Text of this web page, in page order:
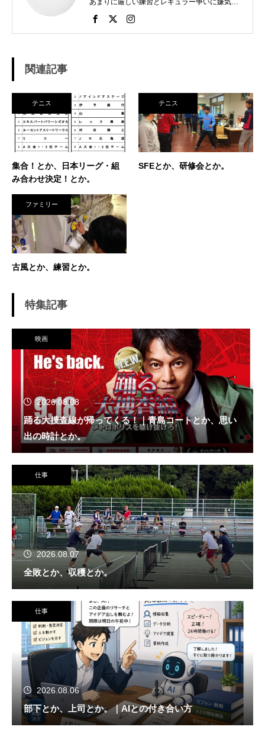
あまりに厳しい練習とレギュラー争いに嫌気が
さし、個人スポーツをやることに。 高校で見つ
素振りをした途端に、先輩に「センスなし」か
ら一刀両断。（笑） そんなテニスとの出会い
が、今に至り、テニスで生きているという不思
議な人生。 テニスを軸にたくさん勉強させても
らったことを駆使して、 テニス業界、スポーツ
ビジネス界で生きている今現在。 座右の銘は
関連記事
テニス
集合！とか、日本リーグ・組
み合わせ決定！とか。
テニス
SFEとか、研修会とか。
ファミリー
古風とか、練習とか。
特集記事
映画
2026.08.08
踊る大捜査線が帰ってくる！｜青島コートとか、思い
出の時計とか。
仕事
2026.08.07
全敗とか、収穫とか。
仕事
2026.08.06
部下とか、上司とか。｜AIとの付き合い方